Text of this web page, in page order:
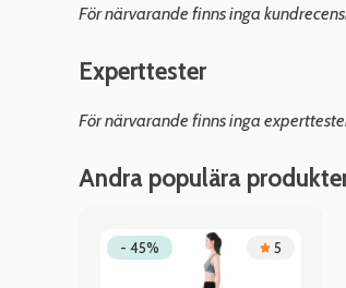
För närvarande finns inga
Experttester
För närvarande finns inga
Andra populära
- 45% 5